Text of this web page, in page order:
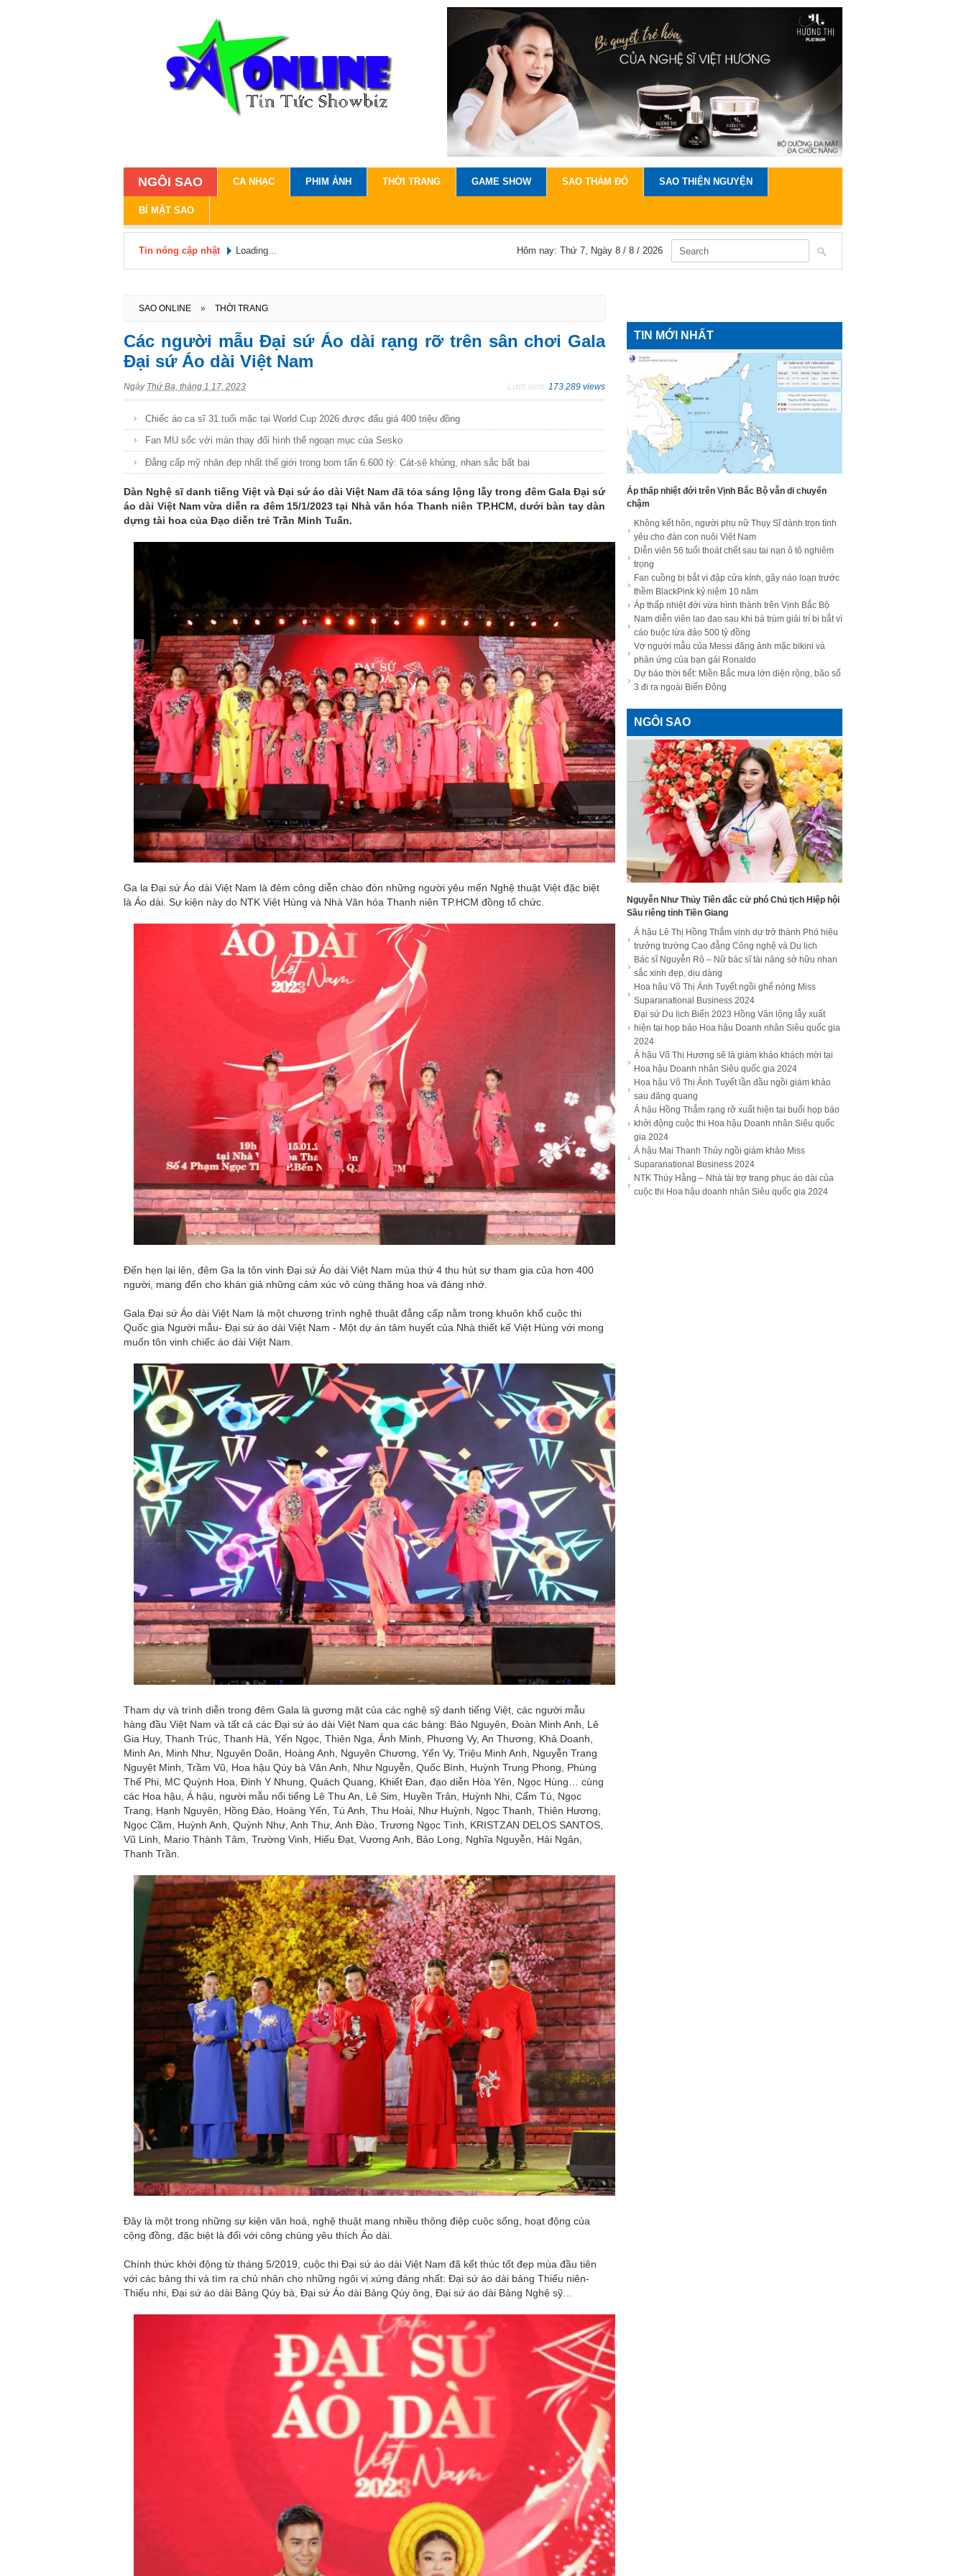
NGÔI SAO CA NHẠC PHIM ẢNH THỜI TRANG GAME SHOW SAO THẢM ĐỎ SAO THIỆN NGUYỆN
BÍ MẬT SAO
Tin nóng cập nhật Loading... Hôm nay: Thứ 7, Ngày 8 / 8 / 2026
SAO ONLINE » THỜI TRANG
Các người mẫu Đại sứ Áo dài rạng rỡ trên sân chơi Gala
Đại sứ Áo dài Việt Nam
Ngày Thứ Ba, tháng 1 17, 2023 Lượt xem: 173.289 views
Chiếc áo ca sĩ 31 tuổi mặc tại World Cup 2026 được đấu giá 400 triệu đồng
Fan MU sốc với màn thay đổi hình thể ngoạn mục của Sesko
Đẳng cấp mỹ nhân đẹp nhất thế giới trong bom tấn 6.600 tỷ: Cát-sê khủng, nhan sắc bất bại
Dàn Nghệ sĩ danh tiếng Việt và Đại sứ áo dài Việt Nam đã tỏa sáng lộng lẫy trong đêm Gala Đại sứ
áo dài Việt Nam vừa diễn ra đêm 15/1/2023 tại Nhà văn hóa Thanh niên TP.HCM, dưới bàn tay dàn
dựng tài hoa của Đạo diễn trẻ Trần Minh Tuấn.
Ga la Đại sứ Áo dài Việt Nam là đêm công diễn chào đón những người yêu mến Nghệ thuật Việt đặc biệt
là Áo dài. Sự kiện này do NTK Việt Hùng và Nhà Văn hóa Thanh niên TP.HCM đồng tổ chức.
Đến hẹn lại lên, đêm Ga la tôn vinh Đại sứ Áo dài Việt Nam mùa thứ 4 thu hút sự tham gia của hơn 400
người, mang đến cho khán giả những cảm xúc vô cùng thăng hoa và đáng nhớ.
Gala Đại sứ Áo dài Việt Nam là một chương trình nghệ thuật đẳng cấp nằm trong khuôn khổ cuộc thi
Quốc gia Người mẫu- Đại sứ áo dài Việt Nam - Một dự án tâm huyết của Nhà thiết kế Việt Hùng với mong
muốn tôn vinh chiếc áo dài Việt Nam.
Tham dự và trình diễn trong đêm Gala là gương mặt của các nghệ sỹ danh tiếng Việt, các người mẫu
hàng đầu Việt Nam và tất cả các Đại sứ áo dài Việt Nam qua các bảng: Bảo Nguyên, Đoàn Minh Anh, Lê
Gia Huy, Thanh Trúc, Thanh Hà, Yến Ngọc, Thiên Nga, Ánh Minh, Phương Vy, An Thương, Khả Doanh,
Minh An, Minh Như, Nguyên Doãn, Hoàng Anh, Nguyên Chương, Yến Vy, Triệu Minh Anh, Nguyễn Trang
Nguyệt Minh, Trầm Vũ, Hoa hậu Qúy bà Vân Anh, Như Nguyễn, Quốc Bình, Huỳnh Trung Phong, Phùng
Thế Phi, MC Quỳnh Hoa, Đinh Y Nhung, Quách Quang, Khiết Đan, đạo diễn Hòa Yên, Ngọc Hùng… cùng
các Hoa hậu, Á hậu, người mẫu nổi tiếng Lê Thu An, Lê Sim, Huyền Trân, Huỳnh Nhi, Cẩm Tú, Ngọc
Trang, Hạnh Nguyên, Hồng Đào, Hoàng Yến, Tú Anh, Thu Hoài, Như Huỳnh, Ngọc Thanh, Thiên Hương,
Ngọc Cầm, Huỳnh Anh, Quỳnh Như, Anh Thư, Anh Đào, Trương Ngọc Tình, KRISTZAN DELOS SANTOS,
Vũ Linh, Mario Thành Tâm, Trường Vinh, Hiếu Đạt, Vương Anh, Bảo Long, Nghĩa Nguyễn, Hải Ngân,
Thanh Trần.
Đây là một trong những sự kiện văn hoá, nghệ thuật mang nhiều thông điệp cuộc sống, hoạt động của
cộng đồng, đặc biệt là đối với công chúng yêu thích Áo dài.
Chính thức khởi động từ tháng 5/2019, cuộc thi Đại sứ áo dài Việt Nam đã kết thúc tốt đẹp mùa đầu tiên
với các bảng thi và tìm ra chủ nhân cho những ngôi vị xứng đáng nhất: Đại sứ áo dài bảng Thiếu niên-
Thiếu nhi, Đại sứ áo dài Bảng Qúy bà, Đại sứ Áo dài Bảng Qúy ông, Đại sứ áo dài Bảng Nghệ sỹ…
TIN MỚI NHẤT
Áp thấp nhiệt đới trên Vịnh Bắc Bộ vẫn di chuyển
chậm
Không kết hôn, người phụ nữ Thụy Sĩ dành trọn tình
yêu cho đàn con nuôi Việt Nam
Diễn viên 56 tuổi thoát chết sau tai nạn ô tô nghiêm
trọng
Fan cuồng bị bắt vì đập cửa kính, gây náo loạn trước
thềm BlackPink kỷ niệm 10 năm
Áp thấp nhiệt đới vừa hình thành trên Vịnh Bắc Bộ
Nam diễn viên lao đao sau khi bà trùm giải trí bị bắt vì
cáo buộc lừa đảo 500 tỷ đồng
Vợ người mẫu của Messi đăng ảnh mặc bikini và
phản ứng của bạn gái Ronaldo
Dự báo thời tiết: Miền Bắc mưa lớn diện rộng, bão số
3 đi ra ngoài Biển Đông
NGÔI SAO
Nguyễn Như Thủy Tiên đắc cử phó Chủ tịch Hiệp hội
Sầu riêng tỉnh Tiền Giang
Á hậu Lê Thị Hồng Thắm vinh dự trở thành Phó hiệu
trưởng trường Cao đẳng Công nghệ và Du lịch
Bác sĩ Nguyễn Rô – Nữ bác sĩ tài năng sở hữu nhan
sắc xinh đẹp, dịu dàng
Hoa hậu Võ Thị Ánh Tuyết ngồi ghế nóng Miss
Suparanational Business 2024
Đại sứ Du lịch Biển 2023 Hồng Vân lộng lẫy xuất
hiện tại họp báo Hoa hậu Doanh nhân Siêu quốc gia
2024
Á hậu Võ Thị Hương sẽ là giám khảo khách mời tại
Hoa hậu Doanh nhân Siêu quốc gia 2024
Hoa hậu Võ Thị Ánh Tuyết lần đầu ngồi giám khảo
sau đăng quang
Á hậu Hồng Thắm rạng rỡ xuất hiện tại buổi họp báo
khởi động cuộc thi Hoa hậu Doanh nhân Siêu quốc
gia 2024
Á hậu Mai Thanh Thủy ngồi giám khảo Miss
Suparanational Business 2024
NTK Thúy Hằng – Nhà tài trợ trang phục áo dài của
cuộc thi Hoa hậu doanh nhân Siêu quốc gia 2024